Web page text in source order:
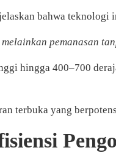
bahwa teknologi
pemanasan
hingga 400–700
terbuka yang